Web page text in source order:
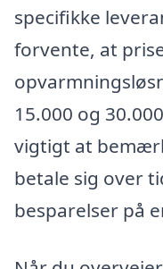
specifikke
forvente, at
15.000 og
vigtigt at
betale sig over
besparelser på